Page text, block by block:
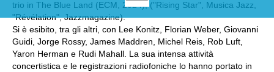
trio in The Blue Land (ECM, 2024), ("Rising Star", Musica Jazz,
"Révélation", Jazzmagazine).
Si è esibito, tra gli altri, con Lee Konitz, Florian Weber, Giovanni
Guidi, Jorge Rossy, James Maddren, Michel Reis, Rob Luft,
Yaron Herman e Rudi Mahall. La sua intensa attività
concertistica e le registrazioni radiofoniche lo hanno portato in